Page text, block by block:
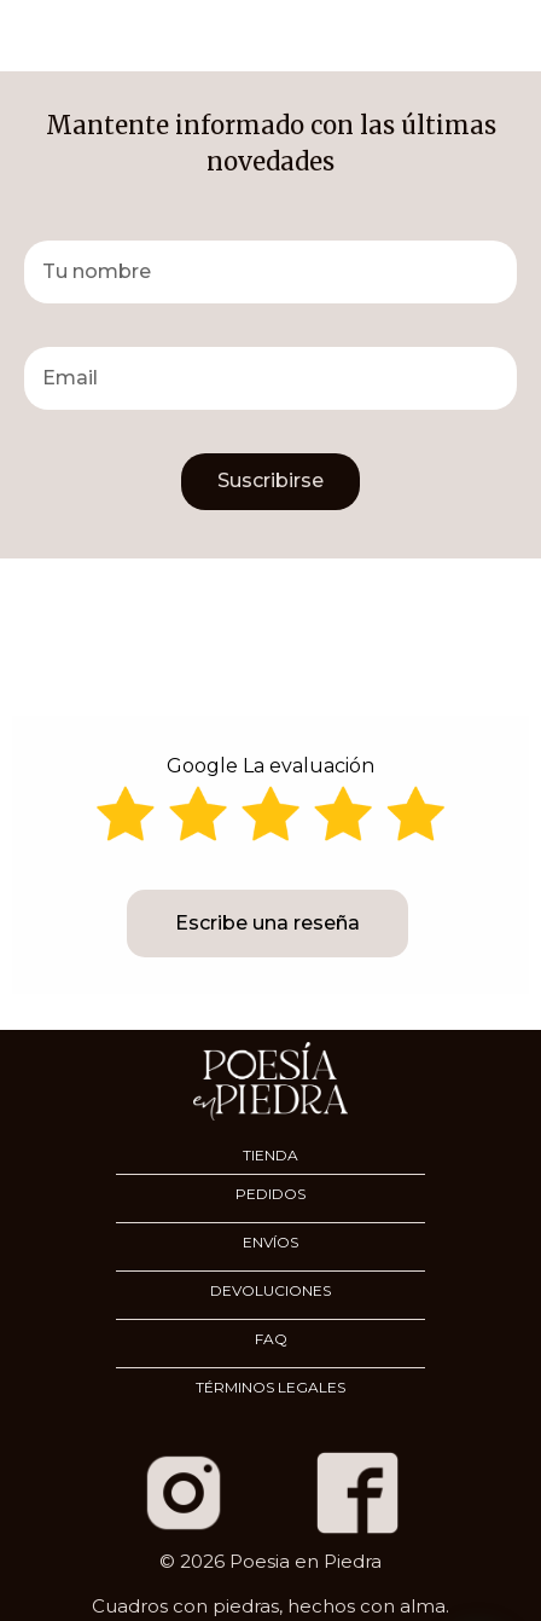
Mantente informado con las últimas
novedades
Suscribirse
Google La evaluación
Escribe una reseña
TIENDA
PEDIDOS
ENVÍOS
DEVOLUCIONES
FAQ
TÉRMINOS LEGALES
© 2026 Poesia en Piedra
Cuadros con piedras, hechos con alma.